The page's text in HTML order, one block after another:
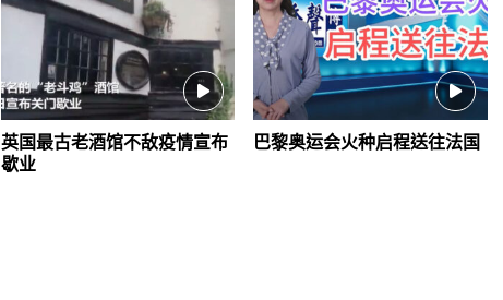
英国最古老酒馆不敌疫情宣布
歇业
巴黎奥运会火种启程送往法国